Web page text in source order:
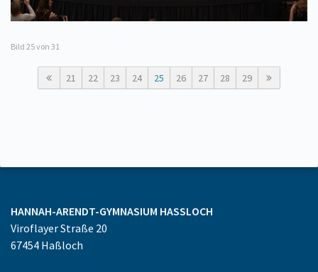
Bild 25von 31
21 22 23 24 25 26 27 28 29
HANNAH-ARENDT-GYMNASIUM HASSLOCH
Viroflayer Straße 20
67454 Haßloch